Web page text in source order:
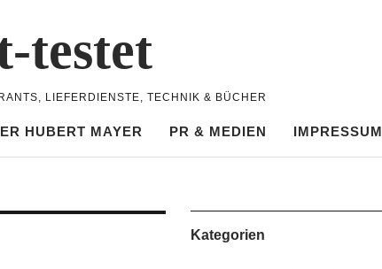
testet
LIEFERDIENSTE, TECHNIK & BÜCHER
HUBERT MAYER PR & MEDIEN IMPRESSUM
Kategorien